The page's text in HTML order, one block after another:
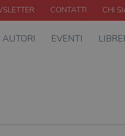
CONTATTI CHI
AUTORI EVENTI